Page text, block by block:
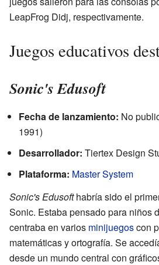
LeapFrog Didj, respectivamente.
Juegos educativos
Sonic's Edusoft
Fecha de lanzamiento: No
1991)
Desarrollador: Tiertex Design
Plataforma: Master System
Sonic's Edusofthabría sido el
Sonic. Estaba pensado para niños
centraba en varios minijuegoscon
matemáticas y ortografía. Se
desde un mundo central con